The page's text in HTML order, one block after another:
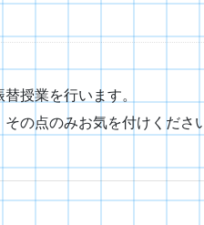
授業を行います。
の点のみお気を付けくださ